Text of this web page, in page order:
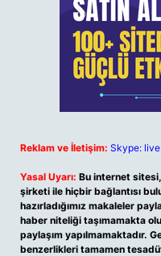
Reklam ve İletişim: Skype:
Yasal Uyarı: Bu internet
şirketi ile hiçbir bağlantısı
hazırladığımız makaleler
haber niteliği taşımamakta
paylaşım yapılmamaktadır.
benzerlikleri tamamen